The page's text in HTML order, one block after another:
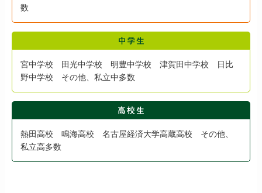
数
宮中学校 田光中学校 明豊中学校 津賀田中学校 日比
野中学校 その他、私立中多数
熱田高校 鳴海高校 名古屋経済大学高蔵高校 その他、
私立高多数